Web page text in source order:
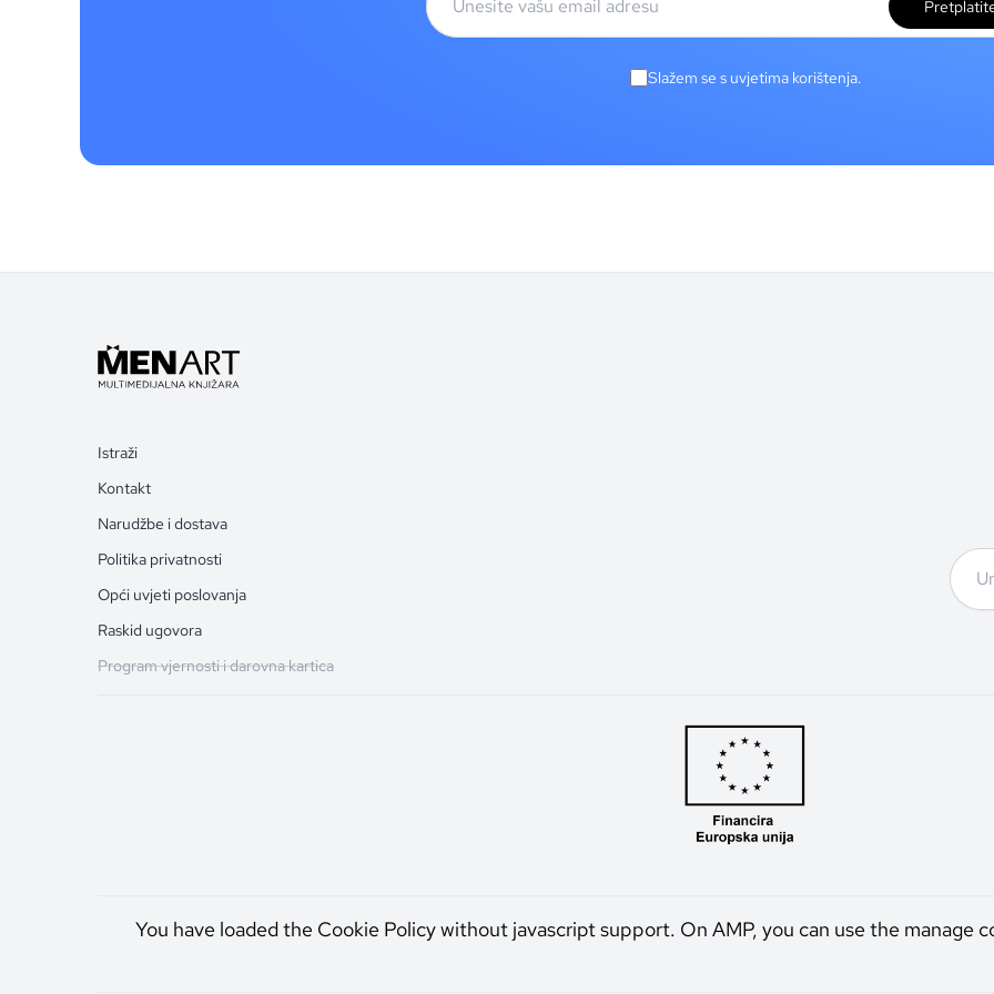
Slažem se s uvjetima korištenja.
Istraži
Kontakt
Narudžbe i dostava
Politika privatnosti
Opći uvjeti poslovanja
Raskid ugovora
Program vjernosti i darovna kartica
You have loaded the Cookie Policy without javascript support. On AMP, you can use the